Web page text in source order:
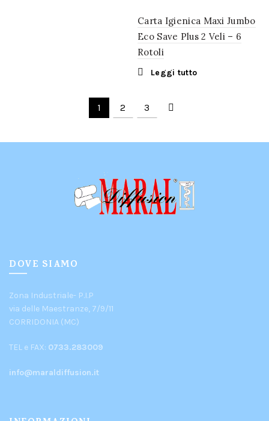
Carta Igienica Maxi Jumbo
Eco Save Plus 2 Veli – 6
Rotoli
Leggi tutto
1 2 3
DOVE SIAMO
Zona Industriale- P.I.P
via delle Maestranze, 7/9/11
CORRIDONIA (MC)
TEL e FAX: 0733.283009
info@maraldiffusion.it